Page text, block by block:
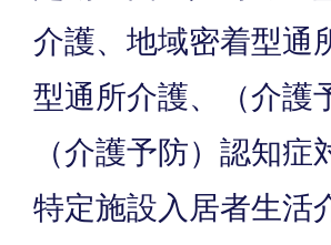
介護、地域密着型通
型通所介護、（介護
（介護予防）認知
特定施設入居者生活